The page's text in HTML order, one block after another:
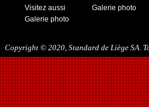
Visitez aussi
Galerie photo
Galerie photo
Copyright © 2020, Standard de Liège SA.